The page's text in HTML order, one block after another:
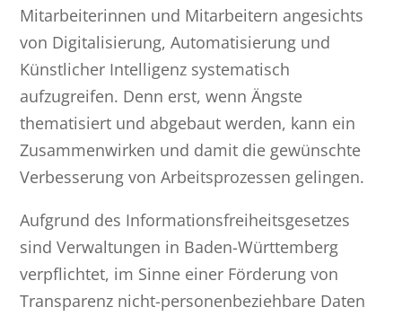
Mitarbeiterinnen und Mitarbeitern angesichts
von Digitalisierung, Automatisierung und
Künstlicher Intelligenz systematisch
aufzugreifen. Denn erst, wenn Ängste
thematisiert und abgebaut werden, kann ein
Zusammenwirken und damit die gewünschte
Verbesserung von Arbeitsprozessen gelingen.
Aufgrund des Informationsfreiheitsgesetzes
sind Verwaltungen in Baden-Württemberg
verpflichtet, im Sinne einer Förderung von
Transparenz nicht-personenbeziehbare Daten